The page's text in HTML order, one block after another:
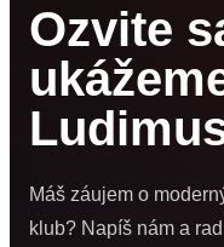
Ozvite
Máš záujem o
klub? Napíš nám a